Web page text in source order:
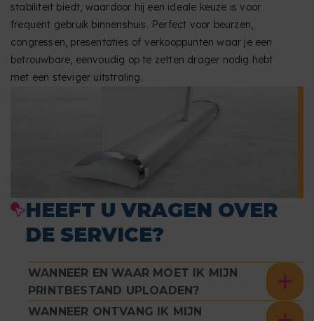
stabiliteit biedt, waardoor hij een ideale keuze is voor
frequent gebruik binnenshuis. Perfect voor beurzen,
congressen, presentaties of verkooppunten waar je een
betrouwbare, eenvoudig op te zetten drager nodig hebt
met een steviger uitstraling.
HEEFT U VRAGEN OVER
DE SERVICE?
WANNEER EN WAAR MOET IK MIJN
PRINTBESTAND UPLOADEN?
WANNEER ONTVANG IK MIJN